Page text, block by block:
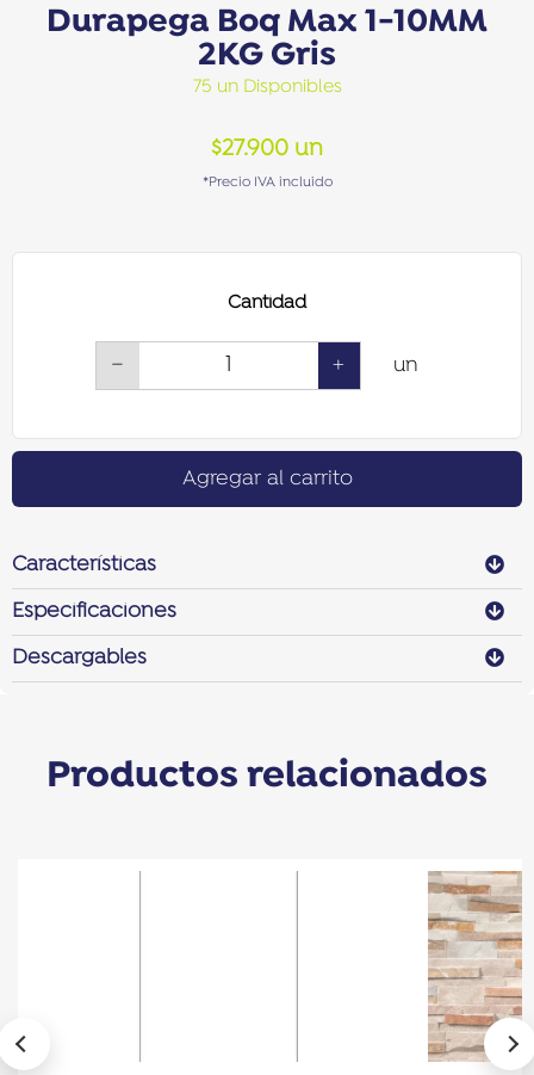
Durapega Boq Max 1-10MM
2KG Gris
75 un Disponibles
$27.900 un
*Precio IVA incluido
Cantidad
− + un
Agregar al carrito
Características
Especificaciones
Descargables
Productos relacionados